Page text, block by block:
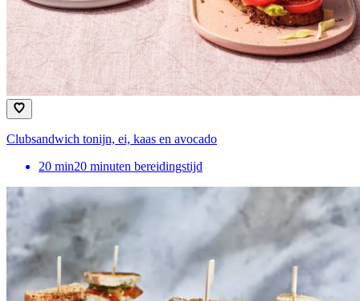
Clubsandwich tonijn, ei, kaas en avocado
20 min20 minuten bereidingstijd